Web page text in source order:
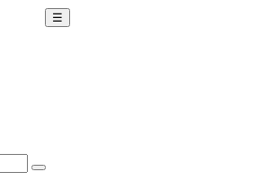
☰